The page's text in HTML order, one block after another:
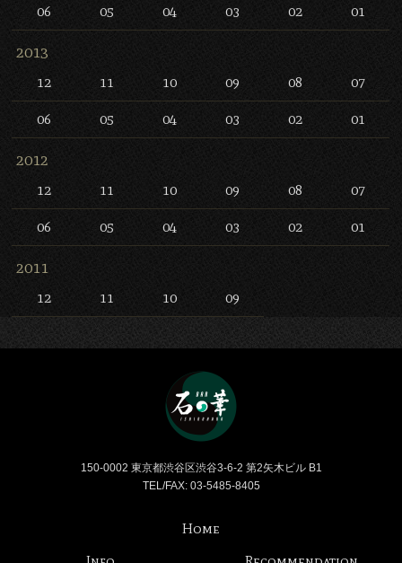
06 05 04 03 02 01
2013
12 11 10 09 08 07
06 05 04 03 02 01
2012
12 11 10 09 08 07
06 05 04 03 02 01
2011
12 11 10 09
150-0002 東京都渋谷区渋谷3-6-2 第2矢木ビル B1
TEL/FAX: 03-5485-8405
Home